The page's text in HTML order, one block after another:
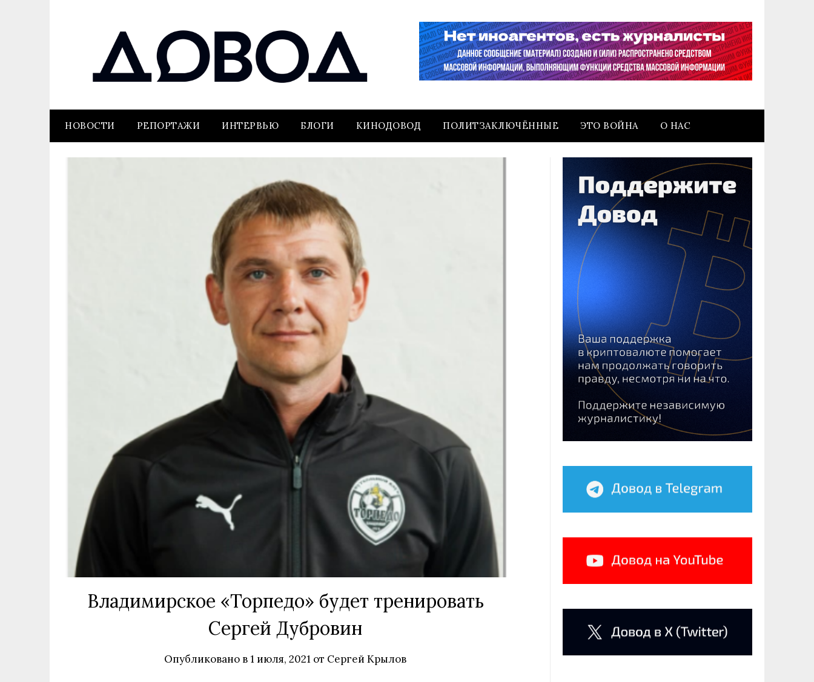
НОВОСТИ РЕПОРТАЖИ ИНТЕРВЬЮ БЛОГИ КИНОДОВОД ПОЛИТЗАКЛЮЧЁННЫЕ ЭТО ВОЙНА О НАС
Владимирское «Торпедо» будет тренировать
Сергей Дубровин
Опубликовано в1 июля, 2021 от Сергей Крылов